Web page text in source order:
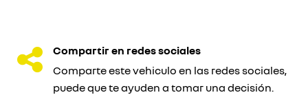
Compartir en redes sociales
Comparte este vehiculo en las redes sociales,
puede que te ayuden a tomar una decisión.